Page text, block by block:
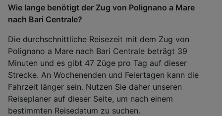
Wie lange benötigt der Zug von Polignano a Mare
nach Bari Centrale?
Die durchschnittliche Reisezeit mit dem Zug von
Polignano a Mare nach Bari Centrale beträgt 39
Minuten und es gibt 47 Züge pro Tag auf dieser
Strecke. An Wochenenden und Feiertagen kann die
Fahrzeit länger sein. Nutzen Sie daher unseren
Reiseplaner auf dieser Seite, um nach einem
bestimmten Reisedatum zu suchen.